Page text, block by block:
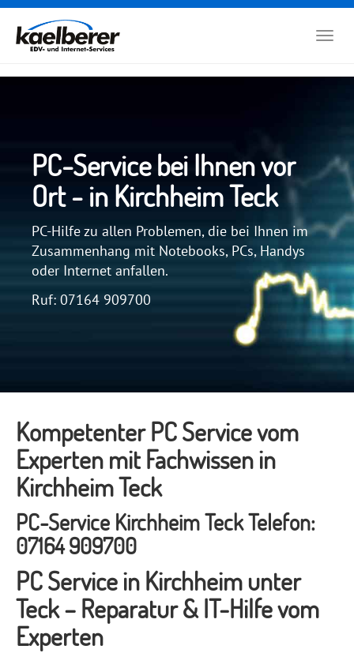
Zum
Hauptinhalt
springen
PC-Service bei Ihnen vor
Ort - in Kirchheim Teck
PC-Hilfe zu allen Problemen, die bei Ihnen im
Zusammenhang mit Notebooks, PCs, Handys
oder Internet anfallen.
Ruf: 07164 909700
Kompetenter PC Service vom
Experten mit Fachwissen in
Kirchheim Teck
PC-Service Kirchheim Teck Telefon:
07164 909700
PC Service in Kirchheim unter
Teck – Reparatur & IT-Hilfe vom
Experten